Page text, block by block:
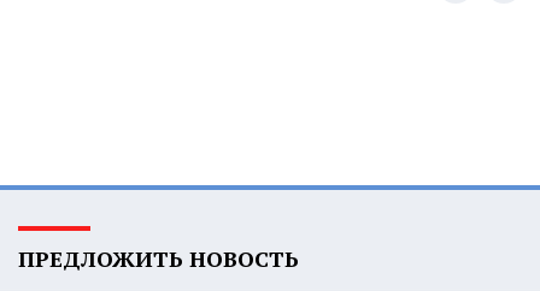
ПРЕДЛОЖИТЬ НОВОСТЬ